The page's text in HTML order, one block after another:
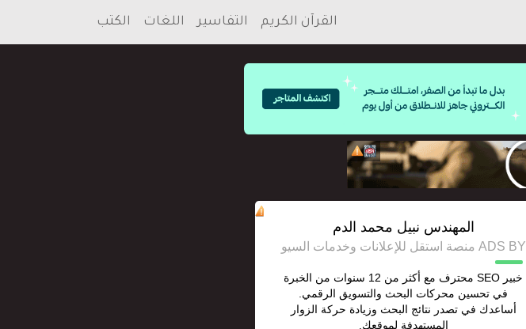
القرآن الكريم التفاسير اللغات الكتب
المهندس نبيل محمد الدم
ADS BY منصة استقل للإعلانات وخدمات السيو
خبير SEO محترف مع أكثر من 12 سنوات من الخبرة
في تحسين محركات البحث والتسويق الرقمي.
أساعدك في تصدر نتائج البحث وزيادة حركة الزوار
المستهدفة لموقعك.